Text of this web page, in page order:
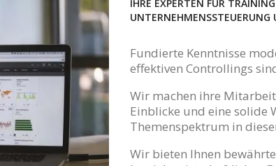
IHRE EXPERTEN FÜR
UNTERNEHMENSSTEUERUNG
Fundierte Kenntnisse
effektiven Controllings
Wir machen ihre
Einblicke und eine solide
Themenspektrum in
Wir bieten Ihnen